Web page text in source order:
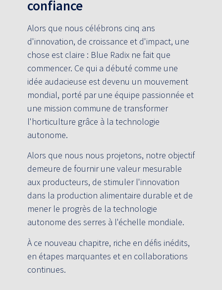
confiance
Alors que nous célébrons cinq ans
d'innovation, de croissance et d'impact, une
chose est claire : Blue Radix ne fait que
commencer. Ce qui a débuté comme une
idée audacieuse est devenu un mouvement
mondial, porté par une équipe passionnée et
une mission commune de transformer
l'horticulture grâce à la technologie
autonome.
Alors que nous nous projetons, notre objectif
demeure de fournir une valeur mesurable
aux producteurs, de stimuler l'innovation
dans la production alimentaire durable et de
mener le progrès de la technologie
autonome des serres à l'échelle mondiale.
À ce nouveau chapitre, riche en défis inédits,
en étapes marquantes et en collaborations
continues.